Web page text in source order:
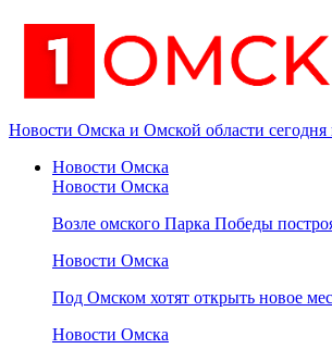
Новости Омска и Омской области сегодня
Новости Омска
Новости Омска
Возле омского Парка Победы
Новости Омска
Под Омском хотят открыть новое
Новости Омска